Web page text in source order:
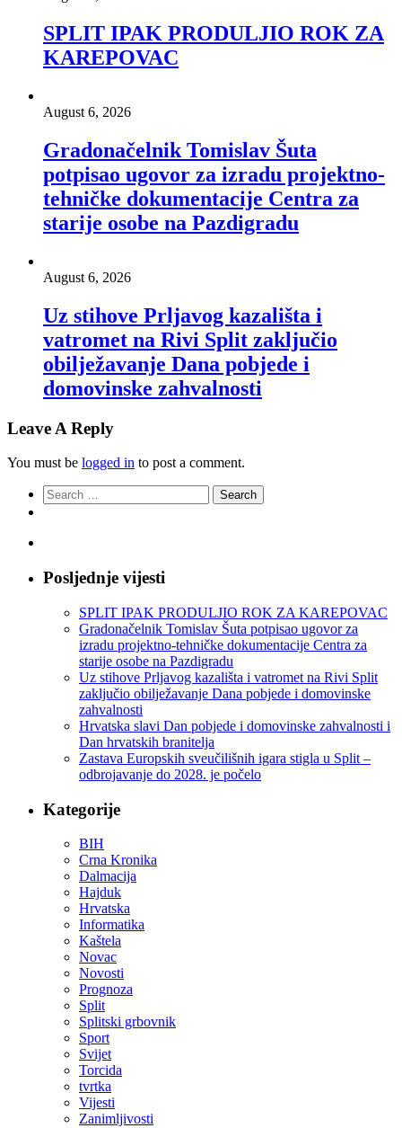
SPLIT IPAK PRODULJIO ROK ZA
KAREPOVAC
August 6, 2026
Gradonačelnik Tomislav Šuta
potpisao ugovor za izradu projektno-
tehničke dokumentacije Centra za
starije osobe na Pazdigradu
August 6, 2026
Uz stihove Prljavog kazališta i
vatromet na Rivi Split zaključio
obilježavanje Dana pobjede i
domovinske zahvalnosti
Leave A Reply
You must be logged in to post a comment.
Search
for:
Posljednje vijesti
SPLIT IPAK PRODULJIO ROK ZA KAREPOVAC
Gradonačelnik Tomislav Šuta potpisao ugovor za
izradu projektno-tehničke dokumentacije Centra za
starije osobe na Pazdigradu
Uz stihove Prljavog kazališta i vatromet na Rivi Split
zaključio obilježavanje Dana pobjede i domovinske
zahvalnosti
Hrvatska slavi Dan pobjede i domovinske zahvalnosti i
Dan hrvatskih branitelja
Zastava Europskih sveučilišnih igara stigla u Split –
odbrojavanje do 2028. je počelo
Kategorije
BIH
Crna Kronika
Dalmacija
Hajduk
Hrvatska
Informatika
Kaštela
Novac
Novosti
Prognoza
Split
Splitski grbovnik
Sport
Svijet
Torcida
tvrtka
Vijesti
Zanimljivosti